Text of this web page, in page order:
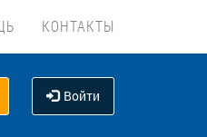
КОНТАКТЫ
Войти